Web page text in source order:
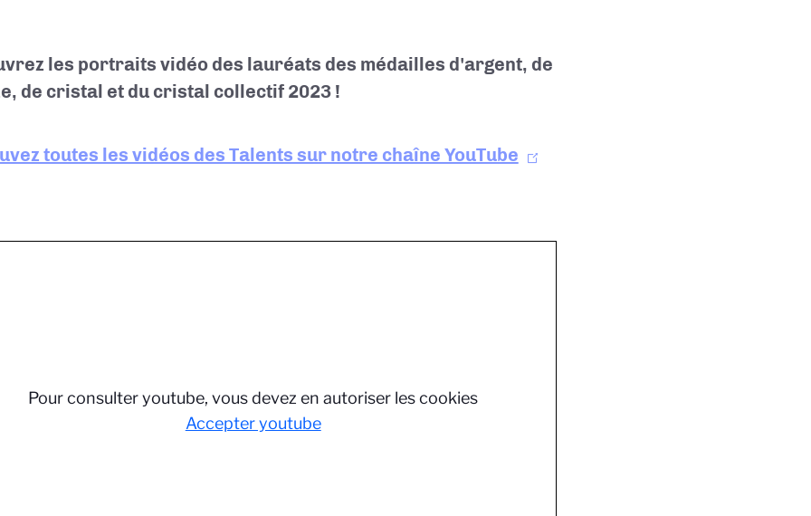
les portraits vidéo des lauréats des médailles d'argent, de
de cristal et du cristal collectif 2023 !
toutes les vidéos des Talents sur notre chaîne YouTube
Pour consulter youtube, vous devez en autoriser les cookies
Accepter youtube